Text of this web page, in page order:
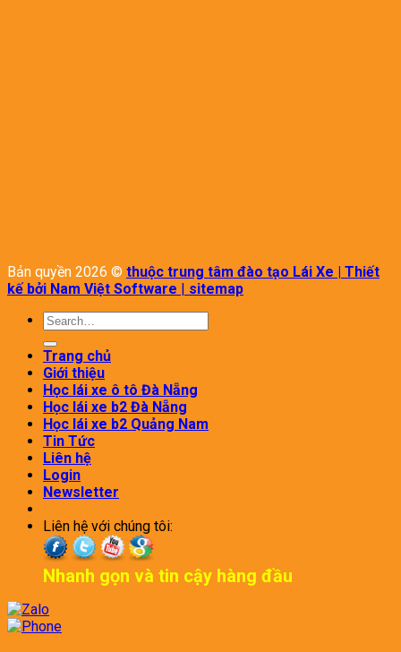
Bản quyền 2026 © thuộc trung tâm đào tạo Lái Xe | Thiết
kế bởi Nam Việt Software
sitemap
Search
Trang chủ
Giới thiệu
Học lái xe ô tô Đà Nẵng
Học lái xe b2 Đà Nẵng
Học lái xe b2 Quảng Nam
Tin Tức
Liên hệ
Login
Newsletter
Liên hệ với chúng tôi:
Nhanh gọn và tin cậy hàng đầu